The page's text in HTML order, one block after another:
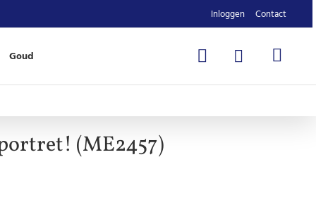
Inloggen Contact
Goud
(ME2457)